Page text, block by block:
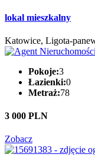
lokal mieszkalny
Katowice, Ligota-
Pokoje:3
Łazienki:0
Metraż:78
3 000 PLN
Zobacz